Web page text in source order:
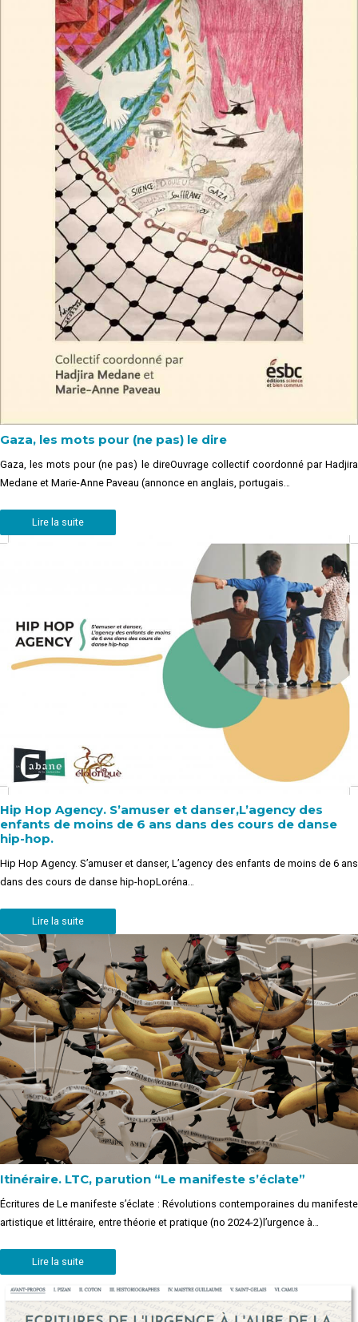
Gaza, les mots pour (ne pas) le dire
Gaza, les mots pour (ne pas) le direOuvrage collectif coordonné par Hadjira
Medane et Marie-Anne Paveau (annonce en anglais, portugais…
Lire la suite
Hip Hop Agency. S’amuser et danser,L’agency des
enfants de moins de 6 ans dans des cours de danse
hip-hop.
Hip Hop Agency. S’amuser et danser, L’agency des enfants de moins de 6 ans
dans des cours de danse hip-hopLoréna…
Lire la suite
Itinéraire. LTC, parution “Le manifeste s’éclate”
Écritures de Le manifeste s’éclate : Révolutions contemporaines du manifeste
artistique et littéraire, entre théorie et pratique (no 2024-2)l’urgence à…
Lire la suite